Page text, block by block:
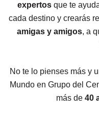
expertos que te
cada destino y crearás
amigas y amigos, a
No te lo pienses más y
Mundo en Grupo del
más de 40